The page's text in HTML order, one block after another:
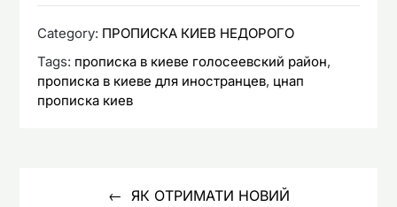
Category: ПРОПИСКА КИЕВ НЕДОРОГО
Tags: прописка в киеве голосеевский район,
прописка в киеве для иностранцев, цнап
прописка киев
ЯК ОТРИМАТИ НОВИЙ